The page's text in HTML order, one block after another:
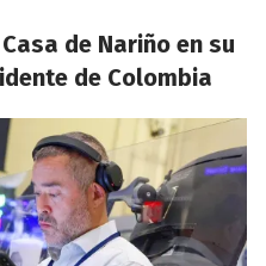
de Nariño en su
de Colombia